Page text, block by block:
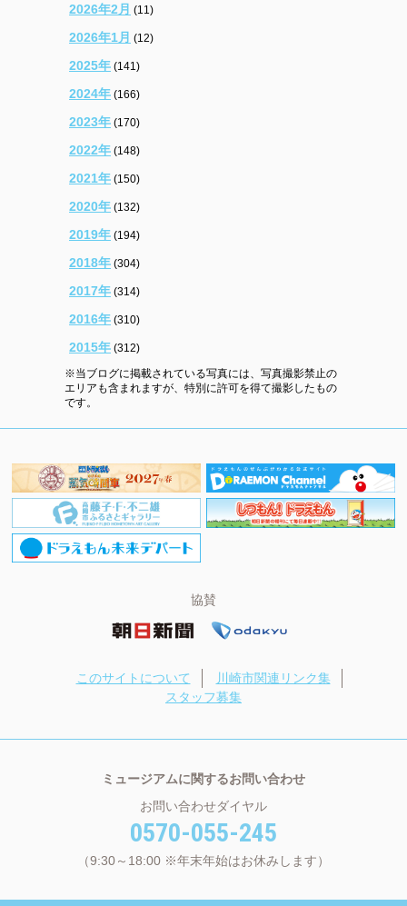
2026年2月 (11)
2026年1月 (12)
2025年 (141)
2024年 (166)
2023年 (170)
2022年 (148)
2021年 (150)
2020年 (132)
2019年 (194)
2018年 (304)
2017年 (314)
2016年 (310)
2015年 (312)
※当ブログに掲載されている写真には、写真撮影禁止の
エリアも含まれますが、特別に許可を得て撮影したもの
です。
協賛
このサイトについて
川崎市関連リンク集
スタッフ募集
ミュージアムに関するお問い合わせ
お問い合わせダイヤル
0570-055-245
（9:30～18:00 ※年末年始はお休みします）